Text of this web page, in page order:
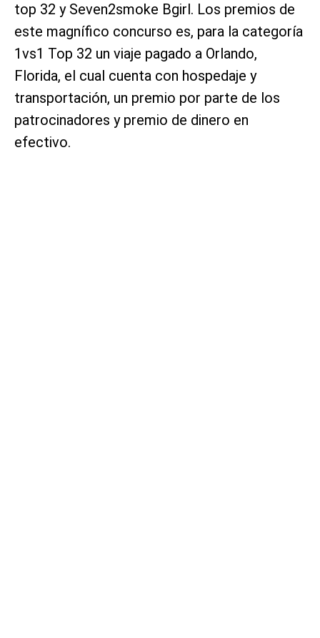
top 32 y Seven2smoke Bgirl. Los premios de
este magnífico concurso es, para la categoría
1vs1 Top 32 un viaje pagado a Orlando,
Florida, el cual cuenta con hospedaje y
transportación, un premio por parte de los
patrocinadores y premio de dinero en
efectivo.